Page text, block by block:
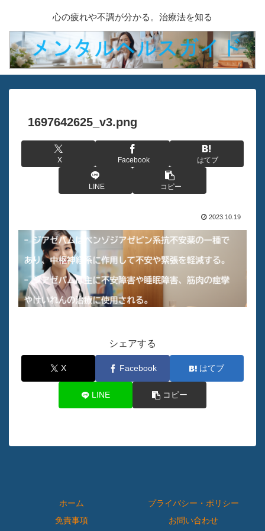
心の疲れや不調が分かる。治療法を知る
1697642625_v3.png
X Facebook はてブ
LINE コピー
2023.10.19
シェアする
X Facebook はてブ
LINE コピー
ホーム
プライバシー・ポリシー
免責事項
お問い合わせ